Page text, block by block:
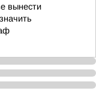
вынести